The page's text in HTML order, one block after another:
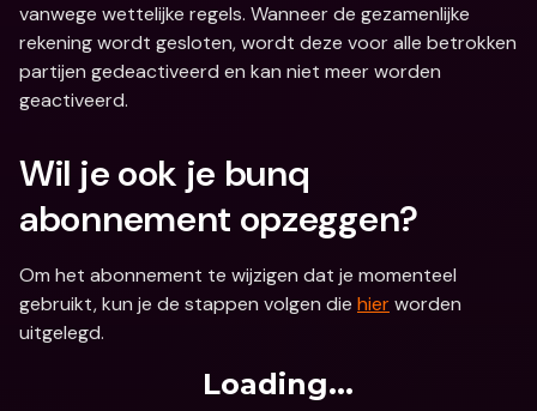
vanwege wettelijke regels. Wanneer de gezamenlijke
rekening wordt gesloten, wordt deze voor alle betrokken
partijen gedeactiveerd en kan niet meer worden
geactiveerd.
Wil je ook je bunq
abonnement opzeggen?
Om het abonnement te wijzigen dat je momenteel
gebruikt, kun je de stappen volgen die hier worden
uitgelegd.
Loading...